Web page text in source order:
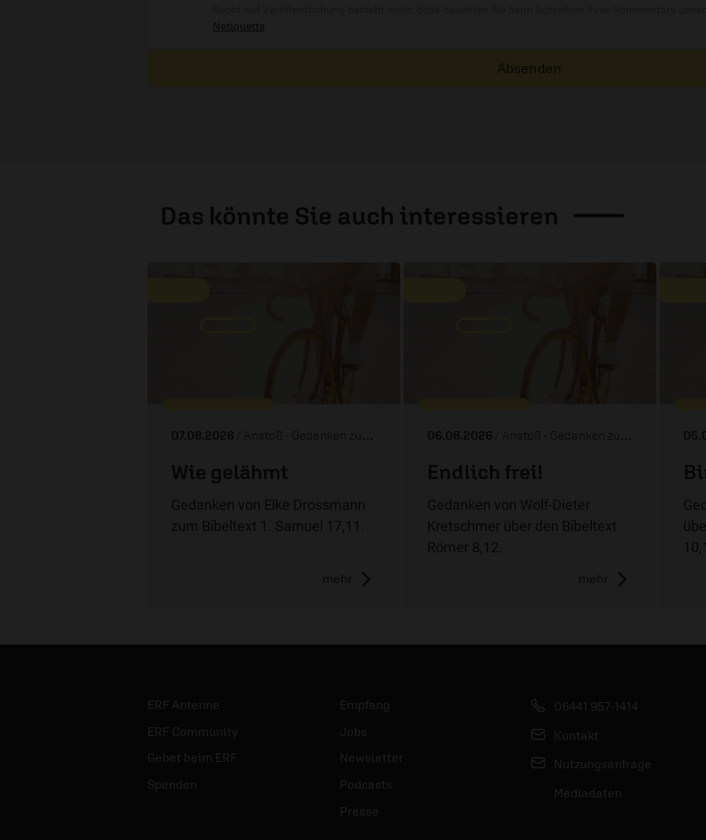
Netiquette
Absenden
Das könnte Sie auch interessieren
07.08.2026 / Anstoß - Gedanken zum Tag
Wie gelähmt
Gedanken von Elke Drossmann
zum Bibeltext 1. Samuel 17,11.
mehr
06.08.2026 / Anstoß - Gedanken zum Tag
Endlich frei!
Gedanken von Wolf-Dieter
Kretschmer über den Bibeltext
Römer 8,12.
mehr
ERF Antenne
ERF Community
Gebet beim ERF
Spenden
Empfang
Jobs
Newsletter
Podcasts
Presse
06441 957-1414
Kontakt
Nutzungsanfrage
Mediadaten